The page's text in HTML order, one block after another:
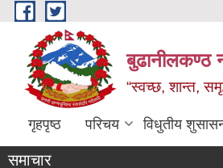
Skip to main content
बुढानीलकण्ठ
“स्वच्छ, शान्त,
गृहपृष्ठ परिचय विधुतीय
समाचार